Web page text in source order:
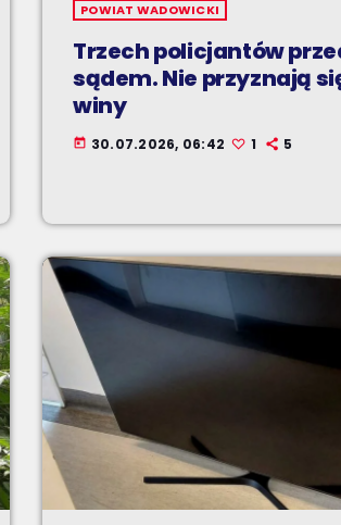
POWIAT WADOWICKI
Trzech policjantów
sądem. Nie przyznają
winy
today 30.07.2026, 06:42 1 5